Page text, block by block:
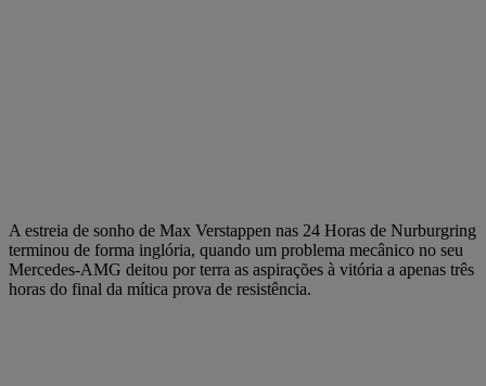
A estreia de sonho de Max Verstappen nas 24 Horas de Nurburgring
terminou de forma inglória, quando um problema mecânico no seu
Mercedes-AMG deitou por terra as aspirações à vitória a apenas três
horas do final da mítica prova de resistência.